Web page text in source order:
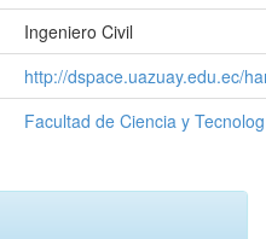
Ingeniero Civil
http://dspace.uazuay.edu.ec/
Facultad de Ciencia y